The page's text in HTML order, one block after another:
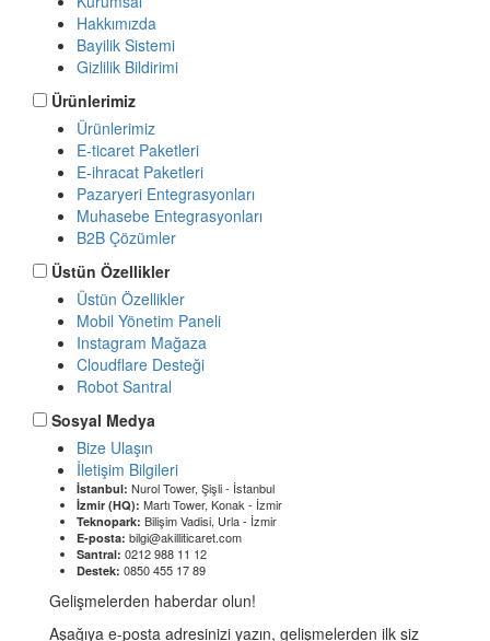
Hakkımızda
Bayilik Sistemi
Gizlilik Bildirimi
Ürünlerimiz
Ürünlerimiz
E-ticaret Paketleri
E-ihracat Paketleri
Pazaryeri Entegrasyonları
Muhasebe Entegrasyonları
B2B Çözümler
Üstün Özellikler
Üstün Özellikler
Mobil Yönetim Paneli
Instagram Mağaza
Cloudflare Desteği
Robot Santral
Sosyal Medya
Bize Ulaşın
İletişim Bilgileri
İstanbul: Nurol Tower, Şişli - İstanbul
İzmir (HQ): Martı Tower, Konak - İzmir
Teknopark: Bilişim Vadisi, Urla - İzmir
E-posta: bilgi@akilliticaret.com
Santral: 0212 988 11 12
Destek: 0850 455 17 89
Gelişmelerden haberdar olun!
Aşağıya e-posta adresinizi yazın, gelişmelerden ilk siz